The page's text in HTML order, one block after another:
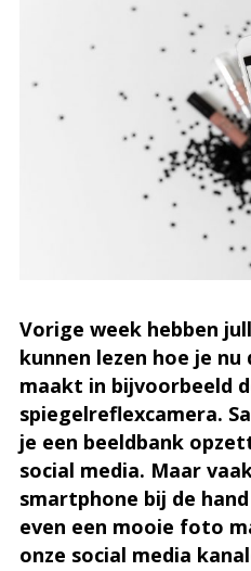
Vorige week hebben
kunnen lezen hoe je
maakt in bijvoorbeeld
spiegelreflexcamera.
je een beeldbank
social media. Maar
smartphone bij de
even een mooie foto
onze social media